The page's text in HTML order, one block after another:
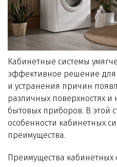
Технологии WiseWater
Стать дилером
Контакты
Кабинетные системы
эффективное решение для
и устранения причин
различных поверхностях и
бытовых приборов. В этой
особенности кабинетных
преимущества.
Преимущества кабинетных